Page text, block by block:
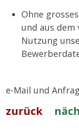
Ohne
und aus
Nutzung
e-Mail und
zurück